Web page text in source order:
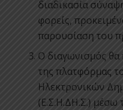
διαδικασία
φορείς,
παρουσίαση του
Ο διαγωνισμός
της πλατφόρμας
Ηλεκτρονικών
(Ε.Σ.Η.ΔΗ.Σ.) μέσω